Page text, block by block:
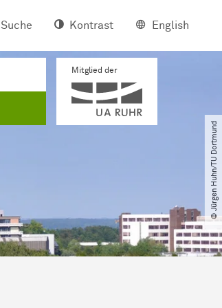
Suche Kontrast English
Mitglied der
© Jürgen Huhn​/​TU Dortmund